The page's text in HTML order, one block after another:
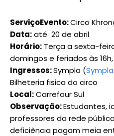
ServiçoEvento:Circo
Data:até 20 de abril
Horário: Terça a sexta-
domingos e feriados às 16h,
Ingressos:Sympla (
Bilheteria fisica do circo
Local:Carrefour Sul
Observação:Estudantes,
professores da rede
deficiência pagam meia